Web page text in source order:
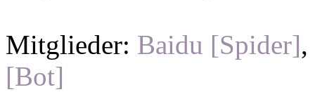
Mitglieder: Baidu [Spider],
[Bot]